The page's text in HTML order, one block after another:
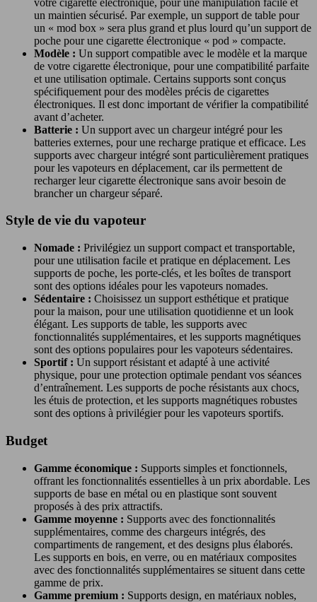
un maintien sécurisé. Par exemple, un support de table pour
un « mod box » sera plus grand et plus lourd qu’un support de
poche pour une cigarette électronique « pod » compacte.
Modèle : Un support compatible avec le modèle et la marque
de votre cigarette électronique, pour une compatibilité parfaite
et une utilisation optimale. Certains supports sont conçus
spécifiquement pour des modèles précis de cigarettes
électroniques. Il est donc important de vérifier la compatibilité
avant d’acheter.
Batterie : Un support avec un chargeur intégré pour les
batteries externes, pour une recharge pratique et efficace. Les
supports avec chargeur intégré sont particulièrement pratiques
pour les vapoteurs en déplacement, car ils permettent de
recharger leur cigarette électronique sans avoir besoin de
brancher un chargeur séparé.
Style de vie du vapoteur
Nomade : Privilégiez un support compact et transportable,
pour une utilisation facile et pratique en déplacement. Les
supports de poche, les porte-clés, et les boîtes de transport
sont des options idéales pour les vapoteurs nomades.
Sédentaire : Choisissez un support esthétique et pratique
pour la maison, pour une utilisation quotidienne et un look
élégant. Les supports de table, les supports avec
fonctionnalités supplémentaires, et les supports magnétiques
sont des options populaires pour les vapoteurs sédentaires.
Sportif : Un support résistant et adapté à une activité
physique, pour une protection optimale pendant vos séances
d’entraînement. Les supports de poche résistants aux chocs,
les étuis de protection, et les supports magnétiques robustes
sont des options à privilégier pour les vapoteurs sportifs.
Budget
Gamme économique : Supports simples et fonctionnels,
offrant les fonctionnalités essentielles à un prix abordable. Les
supports de base en métal ou en plastique sont souvent
proposés à des prix attractifs.
Gamme moyenne : Supports avec des fonctionnalités
supplémentaires, comme des chargeurs intégrés, des
compartiments de rangement, et des designs plus élaborés.
Les supports en bois, en verre, ou en matériaux composites
avec des fonctionnalités supplémentaires se situent dans cette
gamme de prix.
Gamme premium : Supports design, en matériaux nobles,